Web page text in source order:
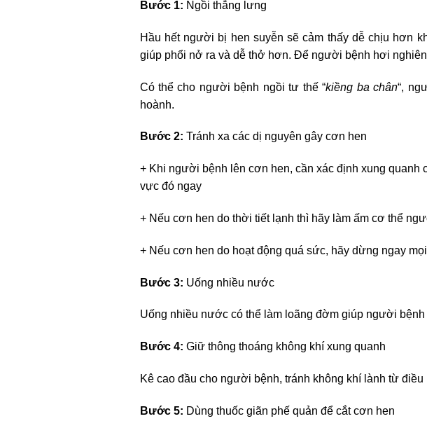
Bước 1: Ngồi thẳng lưng
Hầu hết người bị hen suyễn sẽ cảm thấy dễ chịu hơn
giúp phổi nở ra và dễ thở hơn. Để người bệnh hơi
Có thể cho người bệnh ngồi tư thế “kiềng ba chân“,
hoành.
Bước 2: Tránh xa các dị nguyên gây cơn hen
+ Khi người bệnh lên cơn hen, cần xác định xung
vực đó ngay
+ Nếu cơn hen do thời tiết lạnh thì hãy làm ấm cơ thể
+ Nếu cơn hen do hoạt động quá sức, hãy dừng ngay
Bước 3: Uống nhiều nước
Uống nhiều nước có thể làm loãng đờm giúp người
Bước 4: Giữ thông thoáng không khí xung quanh
Kê cao đầu cho người bệnh, tránh không khí lành từ
Bước 5: Dùng thuốc giãn phế quản để cắt cơn hen